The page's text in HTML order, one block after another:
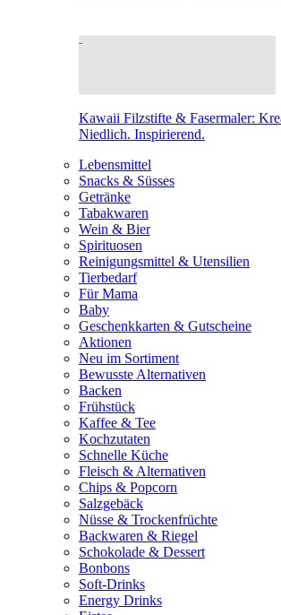
Kawaii Filzstifte & Fasermaler:
Niedlich. Inspirierend.
Lebensmittel
Snacks & Süsses
Getränke
Tabakwaren
Wein & Bier
Spirituosen
Reinigungsmittel & Utensilien
Tierbedarf
Für Mama
Baby
Geschenkkarten & Gutscheine
Aktionen
Neu im Sortiment
Bewusste Alternativen
Backen
Frühstück
Kaffee & Tee
Kochzutaten
Schnelle Küche
Fleisch & Alternativen
Chips & Popcorn
Salzgebäck
Nüsse & Trockenfrüchte
Backwaren & Riegel
Schokolade & Dessert
Bonbons
Soft-Drinks
Energy Drinks